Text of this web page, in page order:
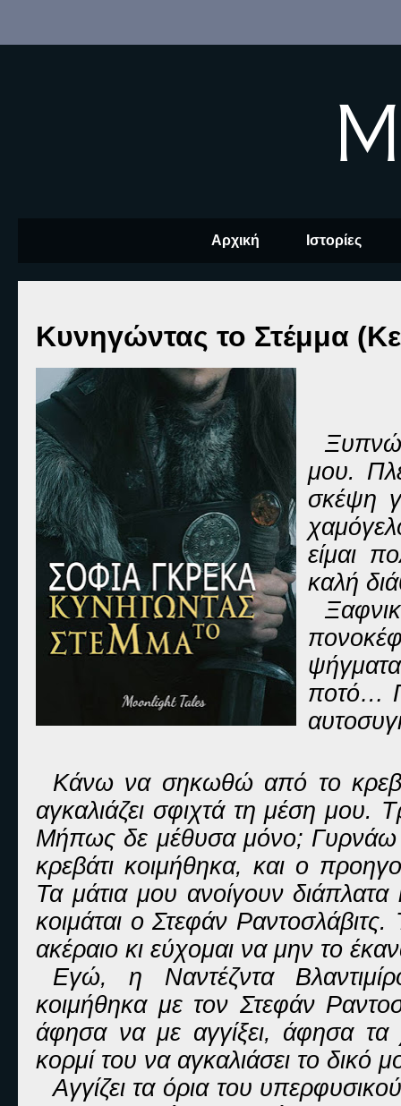
Αρχική Ιστορίες
Κυνηγώντας το Στέμμα
Ξυπνώ
μου.
σκέψη
είμαι
καλή
ποτό…
Κάνω να σηκωθώ από το
αγκαλιάζει σφιχτά τη μέση μου.
Μήπως δε μέθυσα μόνο; Γυρνάω
κρεβάτι κοιμήθηκα, και ο
Τα μάτια μου ανοίγουν
κοιμάται ο Στεφάν
ακέραιο κι εύχομαι να μην το
Εγώ, η Ναντέζντα
κοιμήθηκα με τον Στεφάν
άφησα να με αγγίξει, άφησα
κορμί του να αγκαλιάσει το δικό
Αγγίζει τα όρια του